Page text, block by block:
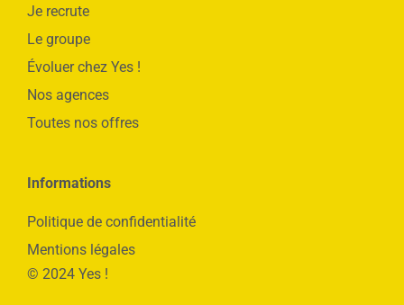
Je recrute
Le groupe
Évoluer chez Yes !
Nos agences
Toutes nos offres
Informations
Politique de confidentialité
Mentions légales
© 2024 Yes !